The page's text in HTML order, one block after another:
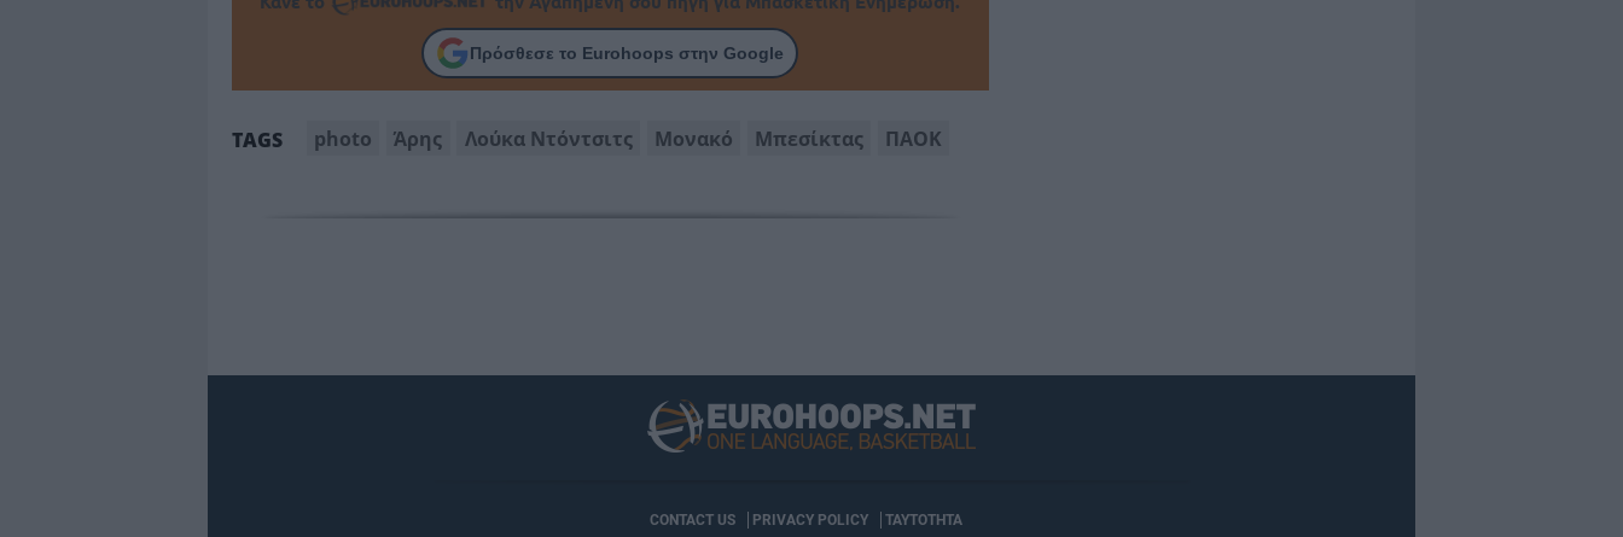
Πρόσθεσε το Eurohoops στην Google
TAGS photo Άρης Λούκα Ντόντσιτς Μονακό Μπεσίκτας ΠΑΟΚ
CONTACT US PRIVACY POLICY ΤΑΥΤΟΤΗΤΑ